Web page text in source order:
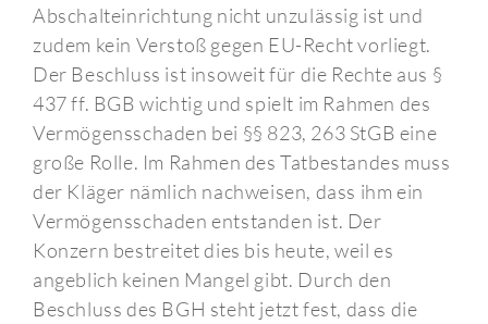
Abschalteinrichtung nicht unzulässig ist und
zudem kein Verstoß gegen EU-Recht vorliegt.
Der Beschluss ist insoweit für die Rechte aus §
437 ff. BGB wichtig und spielt im Rahmen des
Vermögensschaden bei §§ 823, 263 StGB eine
große Rolle. Im Rahmen des Tatbestandes muss
der Kläger nämlich nachweisen, dass ihm ein
Vermögensschaden entstanden ist. Der
Konzern bestreitet dies bis heute, weil es
angeblich keinen Mangel gibt. Durch den
Beschluss des BGH steht jetzt fest, dass die